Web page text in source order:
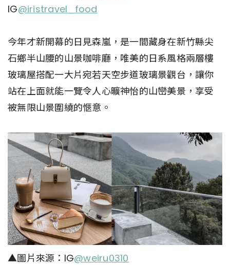
IG@iristravel_food
今年才新開幕的日見森嵐，是一間藏身在新竹縣尖
石鄉半山腰的山景咖啡廳，唯美的日系風格兩層樓
玻璃屋搭配一大片宛若天空步道玻璃景觀台，讓你
站在上面就能一覽令人心曠神怡的山巒美景，享受
被無限山景圍繞的愜意。
▲圖片來源：IG@weiru0310